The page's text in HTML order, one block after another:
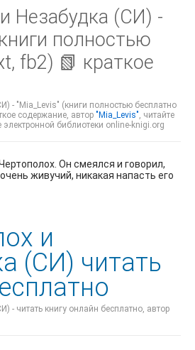
Незабудка (СИ) -
полностью
fb2) 📗 краткое
- "Mia_Levis" (книги полностью бесплатно
содержание, автор "Mia_Levis", читайте
электронной библиотеки online-knigi.org
Он смеялся и говорил,
живучий, никакая напасть его
и
(СИ) читать
- читать книгу онлайн бесплатно, автор